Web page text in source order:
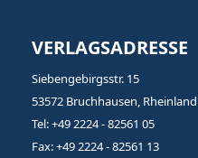
VERLAGSADRESSE
Siebengebirgsstr. 15
53572 Bruchhausen,
Tel: +49 2224 - 82561 05
Fax: +49 2224 - 82561 13